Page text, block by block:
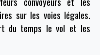
sur les voies légales.
du temps le vol et les